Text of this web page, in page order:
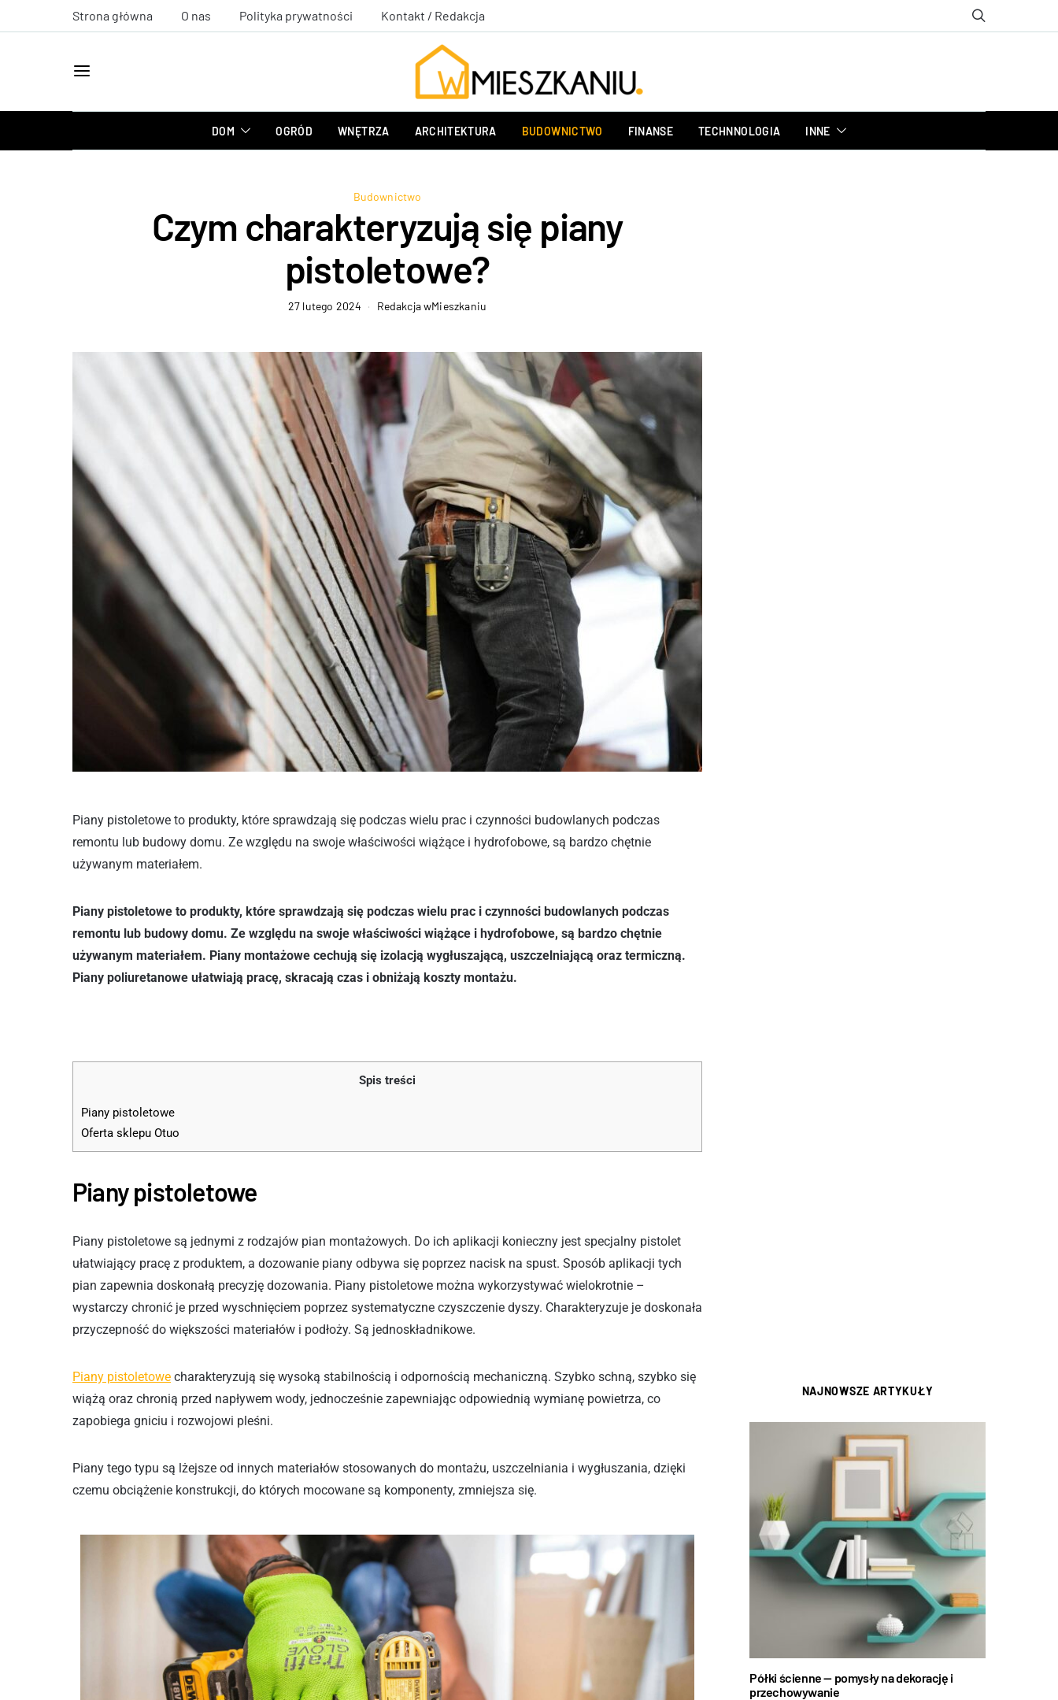
Strona główna O nas Polityka prywatności Kontakt / Redakcja
DOM OGRÓD WNĘTRZA ARCHITEKTURA BUDOWNICTWO FINANSE TECHNNOLOGIA INNE
Budownictwo
Czym charakteryzują się piany
pistoletowe?
27 lutego 2024 Redakcja wMieszkaniu
Piany pistoletowe to produkty, które sprawdzają się podczas wielu prac i czynności budowlanych podczas
remontu lub budowy domu. Ze względu na swoje właściwości wiążące i hydrofobowe, są bardzo chętnie
używanym materiałem.
Piany pistoletowe to produkty, które sprawdzają się podczas wielu prac i czynności budowlanych podczas
remontu lub budowy domu. Ze względu na swoje właściwości wiążące i hydrofobowe, są bardzo chętnie
używanym materiałem. Piany montażowe cechują się izolacją wygłuszającą, uszczelniającą oraz termiczną.
Piany poliuretanowe ułatwiają pracę, skracają czas i obniżają koszty montażu.
Spis treści
Piany pistoletowe
Oferta sklepu Otuo
Piany pistoletowe
Piany pistoletowe są jednymi z rodzajów pian montażowych. Do ich aplikacji konieczny jest specjalny pistolet
ułatwiający pracę z produktem, a dozowanie piany odbywa się poprzez nacisk na spust. Sposób aplikacji tych
pian zapewnia doskonałą precyzję dozowania. Piany pistoletowe można wykorzystywać wielokrotnie –
wystarczy chronić je przed wyschnięciem poprzez systematyczne czyszczenie dyszy. Charakteryzuje je doskonała
przyczepność do większości materiałów i podłoży. Są jednoskładnikowe.
Piany pistoletowe charakteryzują się wysoką stabilnością i odpornością mechaniczną. Szybko schną, szybko się
wiążą oraz chronią przed napływem wody, jednocześnie zapewniając odpowiednią wymianę powietrza, co
zapobiega gniciu i rozwojowi pleśni.
Piany tego typu są lżejsze od innych materiałów stosowanych do montażu, uszczelniania i wygłuszania, dzięki
czemu obciążenie konstrukcji, do których mocowane są komponenty, zmniejsza się.
NAJNOWSZE ARTYKUŁY
Półki ścienne — pomysły na dekorację i
przechowywanie